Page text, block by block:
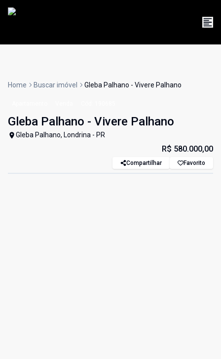
Home Buscar imóvel Gleba Palhano - Vivere Palhano
Gleba Palhano - Vivere Palhano
Gleba Palhano, Londrina - PR
R$ 580.000,00
Compartilhar Favorito